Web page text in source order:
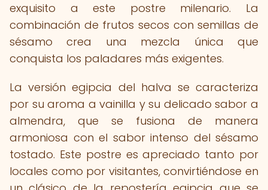
exquisito a este postre milenario. La
combinación de frutos secos con semillas de
sésamo crea una mezcla única que
conquista los paladares más exigentes.
La versión egipcia del halva se caracteriza
por su aroma a vainilla y su delicado sabor a
almendra, que se fusiona de manera
armoniosa con el sabor intenso del sésamo
tostado. Este postre es apreciado tanto por
locales como por visitantes, convirtiéndose en